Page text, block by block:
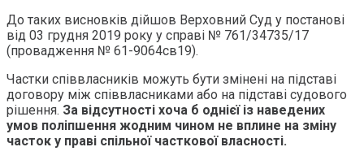
До таких висновків дійшов Верховний Суд у постанові
від 03 грудня 2019 року у справі № 761/34735/17
(провадження № 61-9064св19).
Частки співвласників можуть бути змінені на підставі
договору між співвласниками або на підставі судового
рішення. За відсутності хоча б однієї із наведених
умов поліпшення жодним чином не вплине на зміну
часток у праві спільної часткової власності.